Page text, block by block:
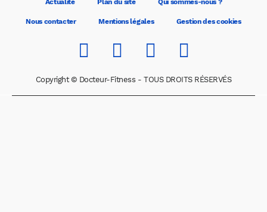
Nous contacter Mentions légales Gestion des cookies
Copyright © Docteur-Fitness - TOUS DROITS RÉSERVÉS